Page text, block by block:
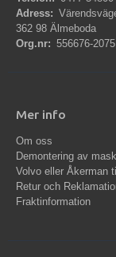
Adress:
362 98 Älmeboda
Org.nr: 556676-2075
Mer info
Om oss
Demontering av
Volvo eller Åkerman
Retur och
Fraktinformation